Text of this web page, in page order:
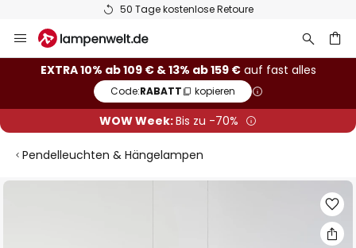
50 Tage kostenlose Retoure
Inhalt
springen
EXTRA 10% ab 109 € & 13% ab 159 €auf fast alles
Code:RABATT kopieren
WOW Week:Bis zu -70%
Pendelleuchten & Hängelampen
Zum